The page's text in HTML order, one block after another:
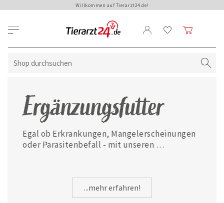
Willkommen auf Tierarzt24.de!
Ergänzungsfutter
Egal ob Erkrankungen, Mangelerscheinungen
oder Parasitenbefall - mit unseren
...mehr erfahren!